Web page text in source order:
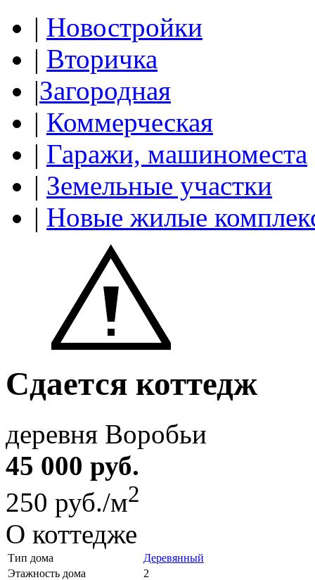
| Новостройки
| Вторичка
|Загородная
| Коммерческая
| Гаражи, машиноместа
| Земельные участки
| Новые жилые
Сдается коттедж
деревня Воробьи
45 000 руб.
250 руб./м2
О коттедже
Тип дома
Деревянный
Этажность дома
2